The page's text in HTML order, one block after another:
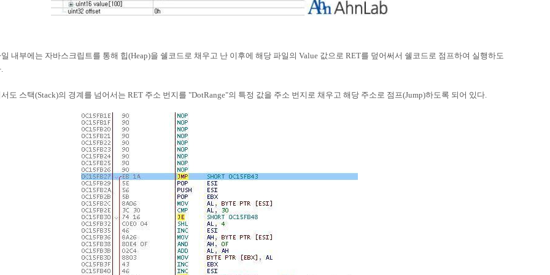
내부에는 자바스크립트를 통해 힙(Heap)을 쉘코드로 채우고 난 이후에 해당 파일의 Value 값으로 RET를 덮어써서 쉘코드로 점프하여 실행하도
도 스택(Stack)의 경계를 넘어서는 RET 주소 번지를 "DotRange"의 특정 값을 주소 번지로 채우고 해당 주소로 점프(Jump)하도록 되어 있다.